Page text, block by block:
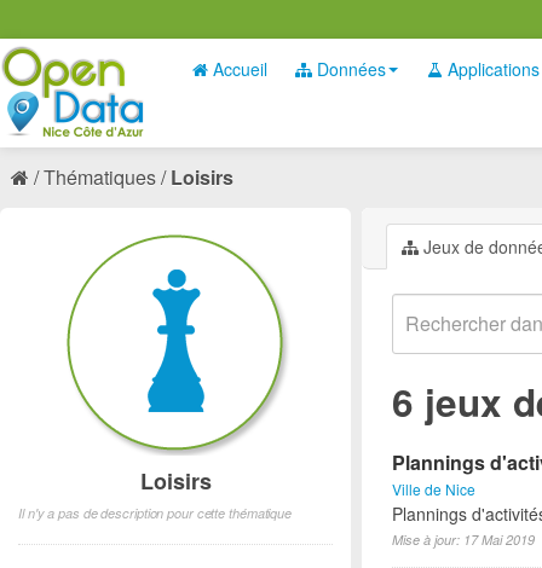
Accueil Données Applications
Thématiques Loisirs
Jeux de
6 jeux
Plannings
Ville de Nice
Plannings
Mise à jour: 17 Mai 2019
Loisirs
Il n'y a pas de description pour cette thématique